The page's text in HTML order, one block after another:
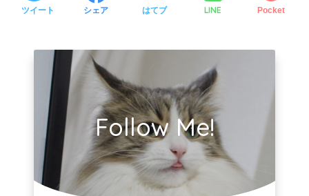
ツイート シェア はてブ LINE Pocket
Follow Me!